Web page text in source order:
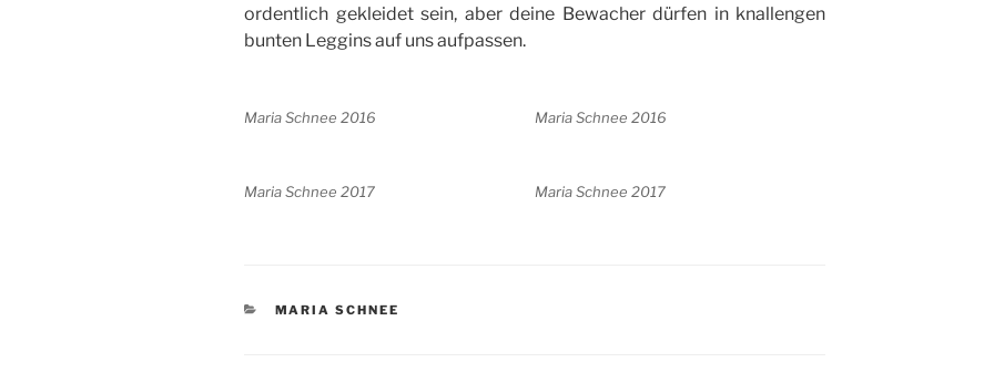
ordentlich gekleidet sein, aber deine Bewacher dürfen in knallengen
bunten Leggins auf uns aufpassen.
Maria Schnee 2016 Maria Schnee 2016
Maria Schnee 2017 Maria Schnee 2017
KATEGORIEN
MARIA SCHNEE